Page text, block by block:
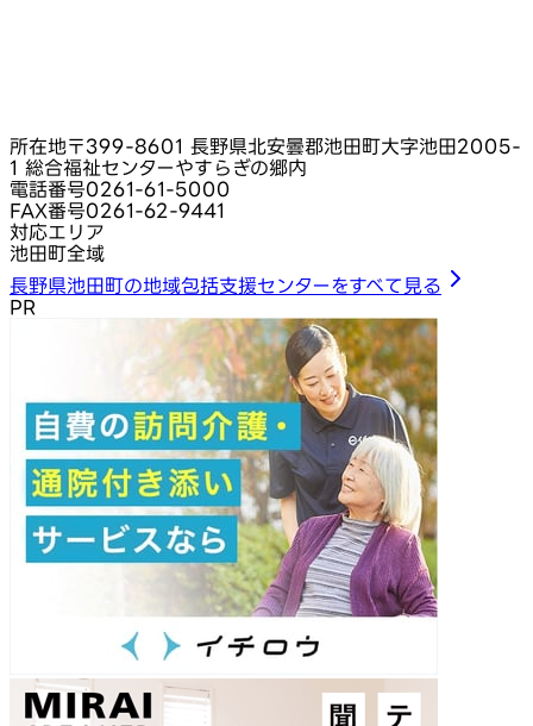
所在地〒399-8601 長野県北安曇郡池田町大字池田2005-
1 総合福祉センターやすらぎの郷内
電話番号0261-61-5000
FAX番号0261-62-9441
対応エリア
池田町全域
長野県池田町の地域包括支援センターをすべて見る
PR